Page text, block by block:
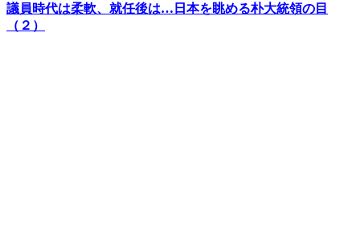
議員時代は柔軟、就任後は…日本を眺める朴大統領の目
（２）